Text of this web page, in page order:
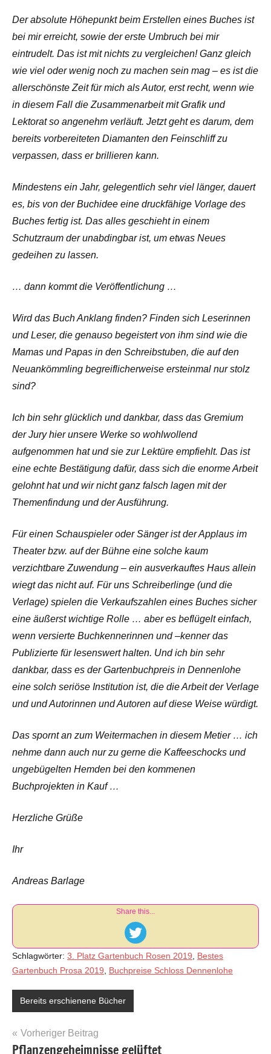
Der absolute Höhepunkt beim Erstellen eines Buches ist
bei mir erreicht, sowie der erste Umbruch bei mir
eintrudelt. Das ist mit nichts zu vergleichen! Ganz gleich
wie viel oder wenig noch zu machen sein mag – es ist die
allerschönste Zeit für mich als Autor, erst recht, wenn wie
in diesem Fall die Zusammenarbeit mit Grafik und
Lektorat so angenehm verläuft. Jetzt geht es darum, dem
bereits vorbereiteten Diamanten den Feinschliff zu
verpassen, dass er brillieren kann.
Mindestens ein Jahr, gelegentlich sehr viel länger, dauert
es, bis von der Buchidee eine druckfähige Vorlage des
Buches fertig ist. Das alles geschieht in einem
Schutzraum der unabdingbar ist, um etwas Neues
gedeihen zu lassen.
… dann kommt die Veröffentlichung …
Wird das Buch Anklang finden? Finden sich Leserinnen
und Leser, die genauso begeistert von ihm sind wie die
Mamas und Papas in den Schreibstuben, die auf den
Neuankömmling begreiflicherweise ersteinmal nur stolz
sind?
Ich bin sehr glücklich und dankbar, dass das Gremium
der Jury hier unsere Werke so wohlwollend
aufgenommen hat und sie zur Lektüre empfiehlt. Das ist
eine echte Bestätigung dafür, dass sich die enorme Arbeit
gelohnt hat und wir nicht ganz falsch lagen mit der
Themenfindung und der Ausführung.
Für einen Schauspieler oder Sänger ist der Applaus im
Theater bzw. auf der Bühne eine solche kaum
verzichtbare Zuwendung – ein ausverkauftes Haus allein
wiegt das nicht auf. Für uns Schreiberlinge (und die
Verlage) spielen die Verkaufszahlen eines Buches sicher
eine äußerst wichtige Rolle … aber es beflügelt einfach,
wenn versierte Buchkennerinnen und –kenner das
Publizierte für lesenswert halten. Und ich bin sehr
dankbar, dass es der Gartenbuchpreis in Dennenlohe
eine solch seriöse Institution ist, die die Arbeit der Verlage
und und Autorinnen und Autoren auf diese Weise würdigt.
Das spornt an zum Weitermachen in diesem Metier … ich
nehme dann auch nur zu gerne die Kaffeeschocks und
ungebügelten Hemden bei den kommenen
Buchprojekten in Kauf …
Herzliche Grüße
Ihr
Andreas Barlage
Share this...
Schlagwörter: 3. Platz Gartenbuch Rosen 2019
Bestes
Gartenbuch Prosa 2019
Buchpreise Schloss Dennenlohe
Bereits erschienene Bücher
Beitragsnavigation
Vorheriger Beitrag
Pflanzengeheimnisse gelüftet